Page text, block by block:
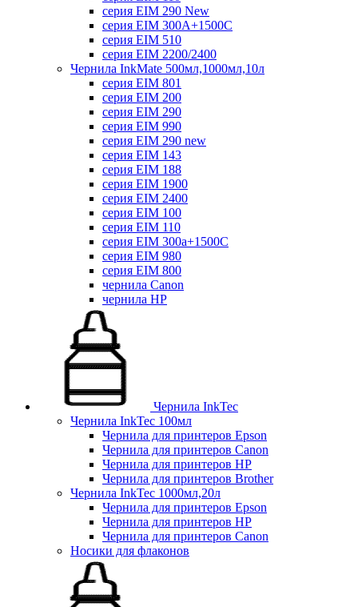
серия EIM 290 New
серия EIM 300А+1500С
серия EIM 510
серия EIM 2200/2400
Чернила InkMate 500мл,1000мл,10л
серия EIM 801
серия EIM 200
серия EIM 290
серия EIM 990
серия EIM 290 new
серия EIM 143
серия EIM 188
серия EIM 1900
серия EIM 2400
серия EIM 100
серия EIM 110
серия EIM 300a+1500C
серия EIM 980
серия EIM 800
чернила Canon
чернила HP
Чернила InkTec
Чернила InkTec 100мл
Чернила для принтеров Epson
Чернила для принтеров Canon
Чернила для принтеров HP
Чернила для принтеров Brother
Чернила InkTec 1000мл,20л
Чернила для принтеров Epson
Чернила для принтеров HP
Чернила для принтеров Canon
Носики для флаконов